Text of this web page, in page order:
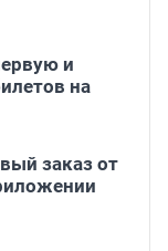
и
на
заказ от